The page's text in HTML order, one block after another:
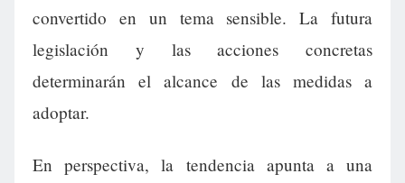
convertido en un tema sensible. La futura
legislación y las acciones concretas
determinarán el alcance de las medidas a
adoptar.
En perspectiva, la tendencia apunta a una